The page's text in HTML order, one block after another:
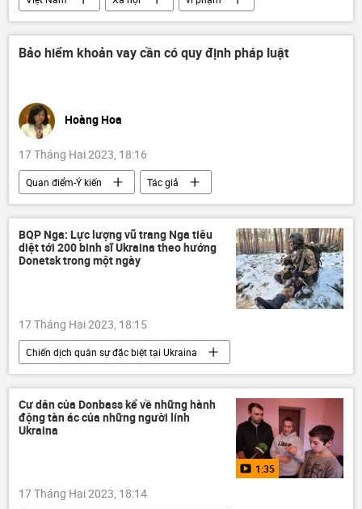
Pháp luật
Facebook bị bắt
Bảo hiểm khoản vay cần có quy định pháp luật
Hoàng Hoa
17 Tháng Hai 2023, 18:16
Quan điểm-Ý kiến
Tác giả
Ngân hàng Nhà nước
Việt Nam
Pháp luật
Kinh tế bảo hiểm
BQP Nga: Lực lượng vũ trang Nga tiêu
diệt tới 200 binh sĩ Ukraina theo hướng
Donetsk trong một ngày
17 Tháng Hai 2023, 18:15
Chiến dịch quân sự đặc biệt tại Ukraina
Thế giới
Ukraina
Cuộc khủng hoảng ở Ukraina
Nga
LNR
DNR
xung đột quân sự
Cư dân của Donbass kể về những hành
động tàn ác của những người lính
Ukraina
1:35
17 Tháng Hai 2023, 18:14